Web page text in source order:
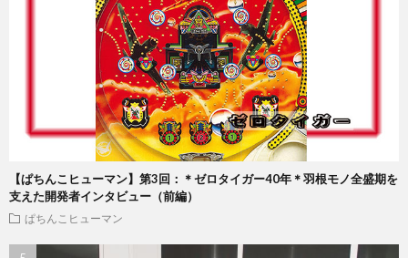
【ぱちんこヒューマン】第3回：＊ゼロタイガー40年＊羽根モノ全盛期を
支えた開発者インタビュー（前編）
ぱちんこヒューマン